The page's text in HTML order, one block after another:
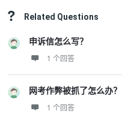
Related Questions
申诉信怎么写？
1 个回答
网考作弊被抓了怎么办？
1 个回答